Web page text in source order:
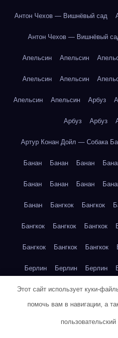
Антон Чехов — Вишнёвый сад
Антон Чехов — Вишнёвый
Апельсин Апельсин
Апельсин Апельсин
Апельсин Апельсин Арбуз
Арбуз Арбуз
Артур Конан Дойл — Собака
Банан Банан Банан
Банан Банан Банан
Банан Бангкок Бангкок
Бангкок Бангкок Бангкок
Бангкок Бангкок Бангкок
Берлин Берлин Берлин
Берлин Берлин Берлин
Берлин
Этот сайт использует куки-
помочь вам в навигации, а
пользовательский